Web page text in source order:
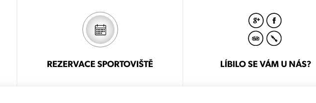
REZERVACE SPORTOVIŠTĚ LÍBILO SE VÁM U NÁS?